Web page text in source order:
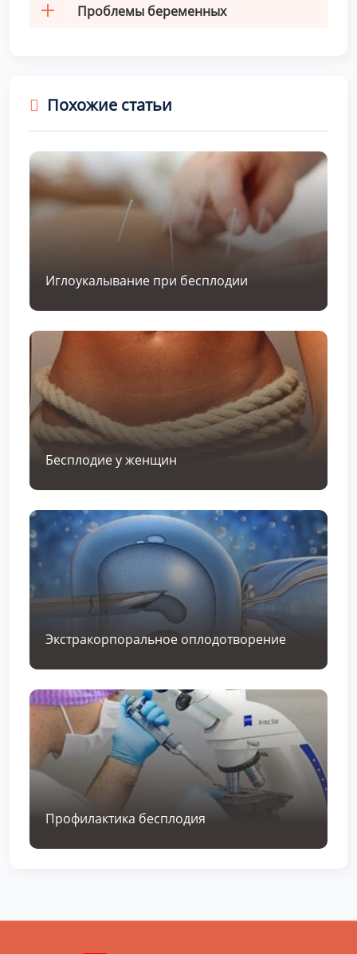
Проблемы беременных
Похожие статьи
Иглоукалывание при бесплодии
Бесплодие у женщин
Экстракорпоральное оплодотворение
Профилактика бесплодия